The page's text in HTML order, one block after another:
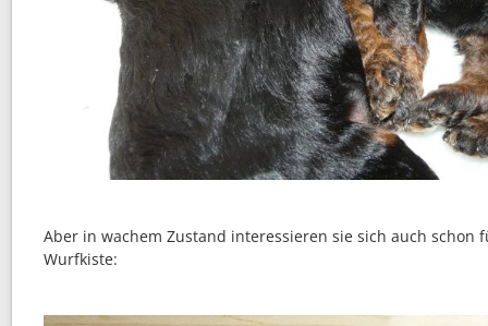
Aber in wachem Zustand interessieren sie sich auch schon
Wurfkiste: